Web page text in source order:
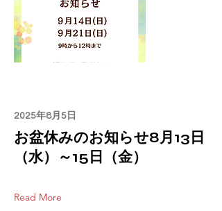
2025年8月5日
お盆休みのお知らせ8月13日
（水）～15日（金）
Read More